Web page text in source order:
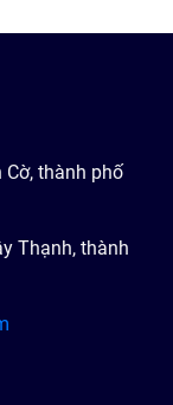
Cờ, thành phố
Thạnh, thành